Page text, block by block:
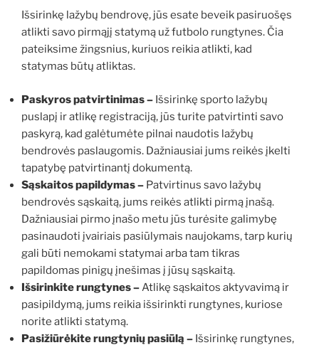
Išsirinkę lažybų bendrovę, jūs esate beveik pasiruošęs
atlikti savo pirmąjį statymą už futbolo rungtynes. Čia
pateiksime žingsnius, kuriuos reikia atlikti, kad
statymas būtų atliktas.
Paskyros patvirtinimas – Išsirinkę sporto lažybų
puslapį ir atlikę registraciją, jūs turite patvirtinti savo
paskyrą, kad galėtumėte pilnai naudotis lažybų
bendrovės paslaugomis. Dažniausiai jums reikės įkelti
tapatybę patvirtinantį dokumentą.
Sąskaitos papildymas – Patvirtinus savo lažybų
bendrovės sąskaitą, jums reikės atlikti pirmą įnašą.
Dažniausiai pirmo įnašo metu jūs turėsite galimybę
pasinaudoti įvairiais pasiūlymais naujokams, tarp kurių
gali būti nemokami statymai arba tam tikras
papildomas pinigų įnešimas į jūsų sąskaitą.
Išsirinkite rungtynes –Atlikę sąskaitos aktyvavimą ir
pasipildymą, jums reikia išsirinkti rungtynes, kuriose
norite atlikti statymą.
Pasižiūrėkite rungtynių pasiūlą – Išsirinkę rungtynes,